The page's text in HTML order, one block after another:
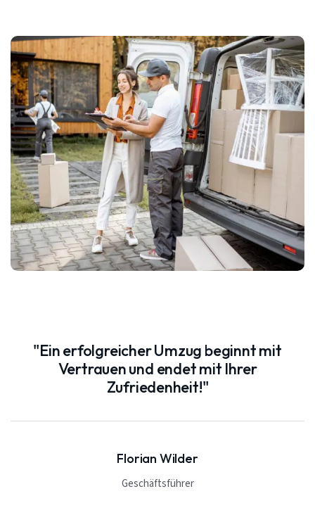
"Ein erfolgreicher Umzug beginnt mit
Vertrauen und endet mit Ihrer
Zufriedenheit!"
Florian Wilder
Geschäftsführer